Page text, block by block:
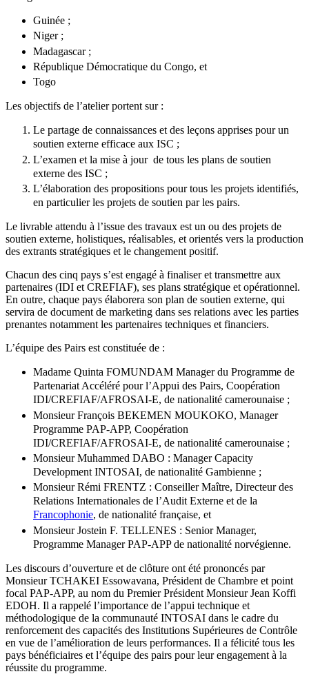
Guinée ;
Niger ;
Madagascar ;
République Démocratique du Congo, et
Togo
Les objectifs de l’atelier portent sur :
Le partage de connaissances et des leçons apprises pour un
soutien externe efficace aux ISC ;
L’examen et la mise à jour de tous les plans de soutien
externe des ISC ;
L’élaboration des propositions pour tous les projets identifiés,
en particulier les projets de soutien par les pairs.
Le livrable attendu à l’issue des travaux est un ou des projets de
soutien externe, holistiques, réalisables, et orientés vers la production
des extrants stratégiques et le changement positif.
Chacun des cinq pays s’est engagé à finaliser et transmettre aux
partenaires (IDI et CREFIAF), ses plans stratégique et opérationnel.
En outre, chaque pays élaborera son plan de soutien externe, qui
servira de document de marketing dans ses relations avec les parties
prenantes notamment les partenaires techniques et financiers.
L’équipe des Pairs est constituée de :
Madame Quinta FOMUNDAM Manager du Programme de
Partenariat Accéléré pour l’Appui des Pairs, Coopération
IDI/CREFIAF/AFROSAI-E, de nationalité camerounaise ;
Monsieur François BEKEMEN MOUKOKO, Manager
Programme PAP-APP, Coopération
IDI/CREFIAF/AFROSAI-E, de nationalité camerounaise ;
Monsieur Muhammed DABO : Manager Capacity
Development INTOSAI, de nationalité Gambienne ;
Monsieur Rémi FRENTZ : Conseiller Maître, Directeur des
Relations Internationales de l’Audit Externe et de la
Francophonie, de nationalité française, et
Monsieur Jostein F. TELLENES : Senior Manager,
Programme Manager PAP-APP de nationalité norvégienne.
Les discours d’ouverture et de clôture ont été prononcés par
Monsieur TCHAKEI Essowavana, Président de Chambre et point
focal PAP-APP, au nom du Premier Président Monsieur Jean Koffi
EDOH. Il a rappelé l’importance de l’appui technique et
méthodologique de la communauté INTOSAI dans le cadre du
renforcement des capacités des Institutions Supérieures de Contrôle
en vue de l’amélioration de leurs performances. Il a félicité tous les
pays bénéficiaires et l’équipe des pairs pour leur engagement à la
réussite du programme.